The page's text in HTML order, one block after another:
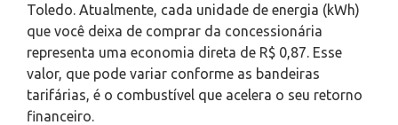
Toledo. Atualmente, cada unidade de energia (kWh)
que você deixa de comprar da concessionária
representa uma economia direta de R$ 0,87. Esse
valor, que pode variar conforme as bandeiras
tarifárias, é o combustível que acelera o seu retorno
financeiro.